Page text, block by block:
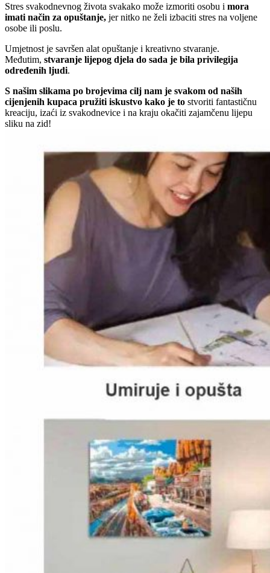
Stres svakodnevnog života svakako može izmoriti osobu i mora
imati način za opuštanje, jer nitko ne želi izbaciti stres na voljene
osobe ili poslu.
Umjetnost je savršen alat opuštanje i kreativno stvaranje.
Međutim, stvaranje lijepog djela do sada je bila privilegija
određenih ljudi.
S našim slikama po brojevima cilj nam je svakom od naših
cijenjenih kupaca pružiti iskustvo kako je to stvoriti fantastičnu
kreaciju, izaći iz svakodnevice i na kraju okačiti zajamčenu lijepu
sliku na zid!